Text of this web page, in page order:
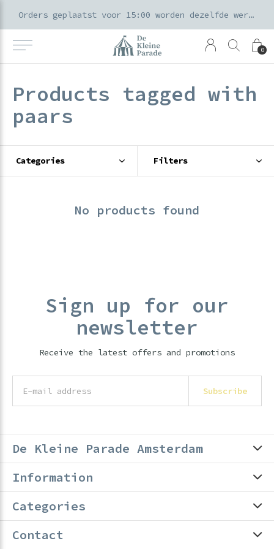
0
Orders geplaatst voor 15:00 worden dezelfde werkdag verzonden
Products tagged with
paars
Categories Filters
No products found
Sign up for our
newsletter
Receive the latest offers and promotions
Subscribe
De Kleine Parade Amsterdam
Information
Categories
Contact